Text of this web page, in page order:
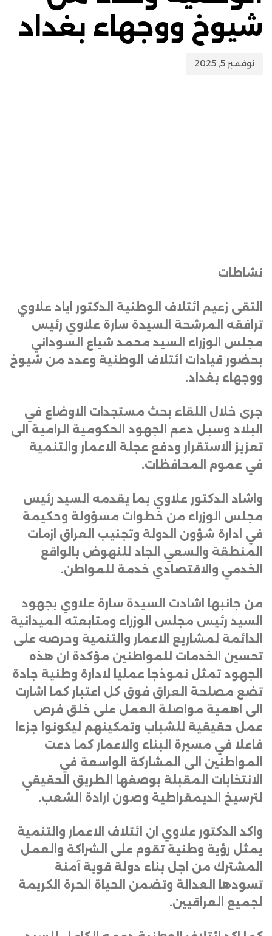
شيوخ ووجهاء بغداد
نوفمبر 5, 2025
نشاطات
التقى زعيم ائتلاف الوطنية الدكتور اياد علاوي
ترافقه المرشحة السيدة سارة علاوي رئيس
مجلس الوزراء السيد محمد شياع السوداني
بحضور قيادات ائتلاف الوطنية وعدد من شيوخ
ووجهاء بغداد.
جرى خلال اللقاء بحث مستجدات الاوضاع في
البلاد وسبل دعم الجهود الحكومية الرامية الى
تعزيز الاستقرار ودفع عجلة الاعمار والتنمية
في عموم المحافظات.
واشاد الدكتور علاوي بما يقدمه السيد رئيس
مجلس الوزراء من خطوات مسؤولة وحكيمة
في ادارة شؤون الدولة وتجنيب العراق ازمات
المنطقة والسعي الجاد للنهوض بالواقع
الخدمي والاقتصادي خدمة للمواطن.
من جانبها اشادت السيدة سارة علاوي بجهود
السيد رئيس مجلس الوزراء ومتابعته الميدانية
الدائمة لمشاريع الاعمار والتنمية وحرصه على
تحسين الخدمات للمواطنين مؤكدة ان هذه
الجهود تمثل نموذجا عمليا لادارة وطنية جادة
تضع مصلحة العراق فوق كل اعتبار كما اشارت
الى اهمية مواصلة العمل على خلق فرص
عمل حقيقية للشباب وتمكينهم ليكونوا جزءا
فاعلا في مسيرة البناء والاعمار كما دعت
المواطنين الى المشاركة الواسعة في
الانتخابات المقبلة بوصفها الطريق الحقيقي
لترسيخ الديمقراطية وصون ارادة الشعب.
واكد الدكتور علاوي ان ائتلاف الاعمار والتنمية
يمثل رؤية وطنية تقوم على الشراكة والعمل
المشترك من اجل بناء دولة قوية آمنة
تسودها العدالة وتضمن الحياة الحرة الكريمة
لجميع العراقيين.